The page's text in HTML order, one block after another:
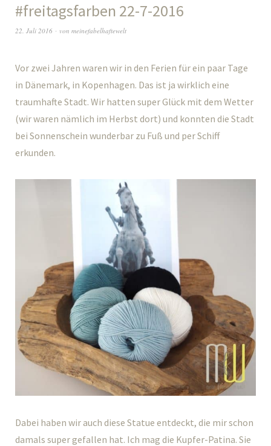
#freitagsfarben 22-7-2016
22. Juli 2016 von meinefabelhaftewelt
Vor zwei Jahren waren wir in den Ferien für ein paar Tage
in Dänemark, in Kopenhagen. Das ist ja wirklich eine
traumhafte Stadt. Wir hatten super Glück mit dem Wetter
(wir waren nämlich im Herbst dort) und konnten die Stadt
bei Sonnenschein wunderbar zu Fuß und per Schiff
erkunden.
Dabei haben wir auch diese Statue entdeckt, die mir schon
damals super gefallen hat. Ich mag die Kupfer-Patina. Sie